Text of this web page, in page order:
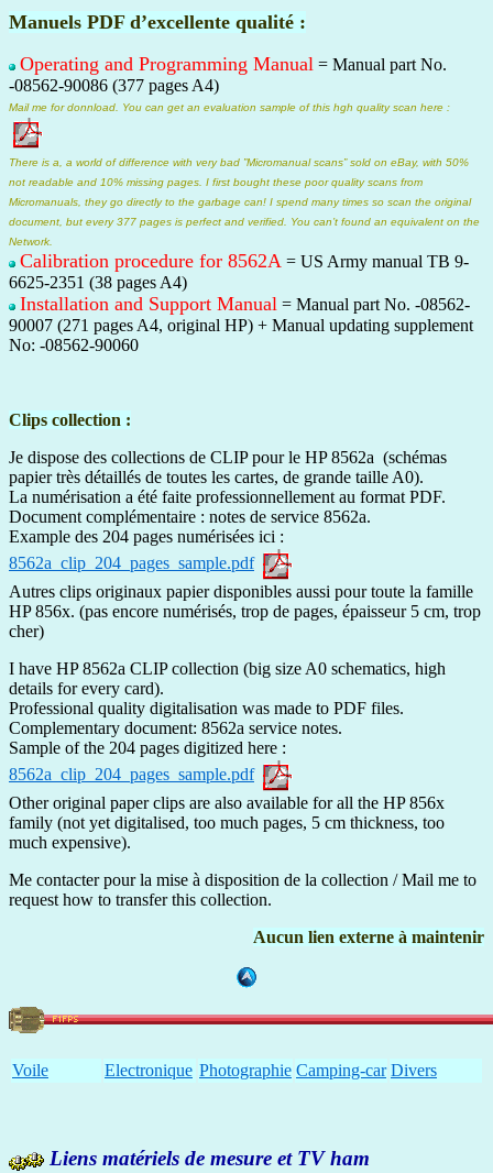
Manuels PDF d’excellente qualité :
Operating and Programming Manual = Manual part No.
-08562-90086 (377 pages A4)
Mail me for donnload. You can get an evaluation sample of this hgh quality scan here :
There is a, a world of difference with very bad ”Micromanual scans” sold on eBay, with 50%
not readable and 10% missing pages. I first bought these poor quality scans from
Micromanuals, they go directly to the garbage can! I spend many times so scan the original
document, but every 377 pages is perfect and verified. You can’t found an equivalent on the
Network.
Calibration procedure for 8562A = US Army manual TB 9-
6625-2351 (38 pages A4)
Installation and Support Manual = Manual part No. -08562-
90007 (271 pages A4, original HP) + Manual updating supplement
No: -08562-90060
Clips collection :
Je dispose des collections de CLIP pour le HP 8562a (schémas
papier très détaillés de toutes les cartes, de grande taille A0).
La numérisation a été faite professionnellement au format PDF.
Document complémentaire : notes de service 8562a.
Example des 204 pages numérisées ici :
8562a_clip_204_pages_sample.pdf
Autres clips originaux papier disponibles aussi pour toute la famille
HP 856x. (pas encore numérisés, trop de pages, épaisseur 5 cm, trop
cher)
I have HP 8562a CLIP collection (big size A0 schematics, high
details for every card).
Professional quality digitalisation was made to PDF files.
Complementary document: 8562a service notes.
Sample of the 204 pages digitized here :
8562a_clip_204_pages_sample.pdf
Other original paper clips are also available for all the HP 856x
family (not yet digitalised, too much pages, 5 cm thickness, too
much expensive).
Me contacter pour la mise à disposition de la collection / Mail me to
request how to transfer this collection.
Aucun lien externe à maintenir
Voile Electronique Photographie Camping-car Divers
Liens matériels de mesure et TV ham